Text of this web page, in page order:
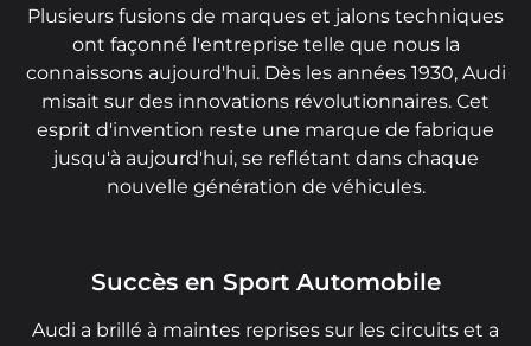
Plusieurs fusions de marques et jalons techniques
ont façonné l'entreprise telle que nous la
connaissons aujourd'hui. Dès les années 1930, Audi
misait sur des innovations révolutionnaires. Cet
esprit d'invention reste une marque de fabrique
jusqu'à aujourd'hui, se reflétant dans chaque
nouvelle génération de véhicules.
Succès en Sport Automobile
Audi a brillé à maintes reprises sur les circuits et a